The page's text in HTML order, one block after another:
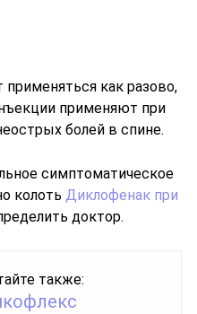
как разово,
применяют при
болей в спине.
симптоматическое
колотьДиклофенак при
доктор.
также: